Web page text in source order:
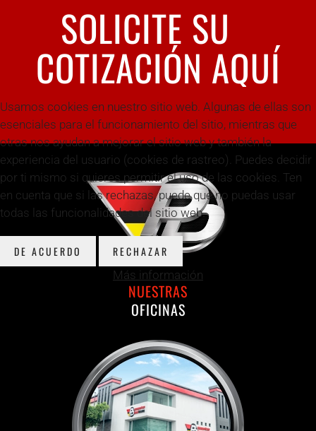
SOLICITE SU
COTIZACIÓN AQUÍ
NUESTRAS
OFICINAS
Usamos cookies en nuestro sitio web. Algunas de ellas son
esenciales para el funcionamiento del sitio, mientras que
otras nos ayudan a mejorar el sitio web y también la
experiencia del usuario (cookies de rastreo). Puedes decidir
por ti mismo si quieres permitir el uso de las cookies. Ten
en cuenta que si las rechazas, puede que no puedas usar
todas las funcionalidades del sitio web.
DE ACUERDO RECHAZAR
Más información